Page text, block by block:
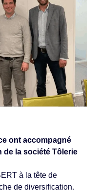
ont accompagné
de la société Tôlerie
à la tête de
de diversification.